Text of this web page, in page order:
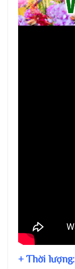
+ Thời lượng: